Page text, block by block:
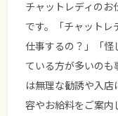
チャットレディのお
です。「チャットレ
仕事するの？」「
ている方が多いのも
は無理な勧誘や入
容やお給料をご案内